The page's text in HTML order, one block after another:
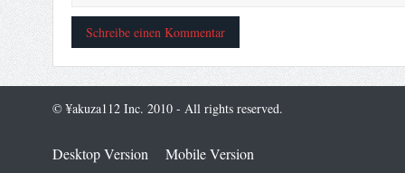
© ¥akuza112 Inc. 2010 - All rights reserved.
Desktop Version Mobile Version